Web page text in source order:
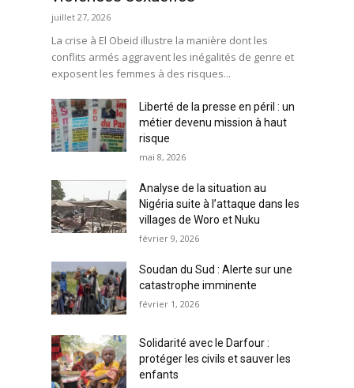
juillet 27, 2026
La crise à El Obeid illustre la manière dont les
conflits armés aggravent les inégalités de genre et
exposent les femmes à des risques...
Liberté de la presse en péril : un
métier devenu mission à haut
risque
mai 8, 2026
Analyse de la situation au
Nigéria suite à l’attaque dans les
villages de Woro et Nuku
février 9, 2026
Soudan du Sud : Alerte sur une
catastrophe imminente
février 1, 2026
Solidarité avec le Darfour :
protéger les civils et sauver les
enfants